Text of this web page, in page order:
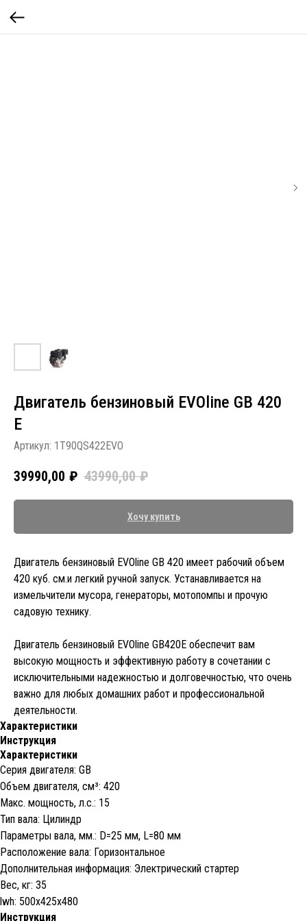
Двигатель бензиновый EVOline GB 420
Е
Артикул: 1T90QS422EVO
39990,00 ₽ 43990,00 ₽
Хочу купить
Двигатель бензиновый EVOline GB 420 имеет рабочий объем
420 куб. см.и легкий ручной запуск. Устанавливается на
измельчители мусора, генераторы, мотопомпы и прочую
садовую технику.
Двигатель бензиновый EVOline GB420Е обеспечит вам
высокую мощность и эффективную работу в сочетании с
исключительными надежностью и долговечностью, что очень
важно для любых домашних работ и профессиональной
деятельности.
Характеристики
Инструкция
Характеристики
Серия двигателя: GB
Объем двигателя, cм³: 420
Макс. мощность, л.с.: 15
Тип вала: Цилиндр
Параметры вала, мм.: D=25 мм, L=80 мм
Расположение вала: Горизонтальное
Дополнительная информация: Электрический стартер
Вес, кг: 35
lwh: 500x425x480
Инструкция